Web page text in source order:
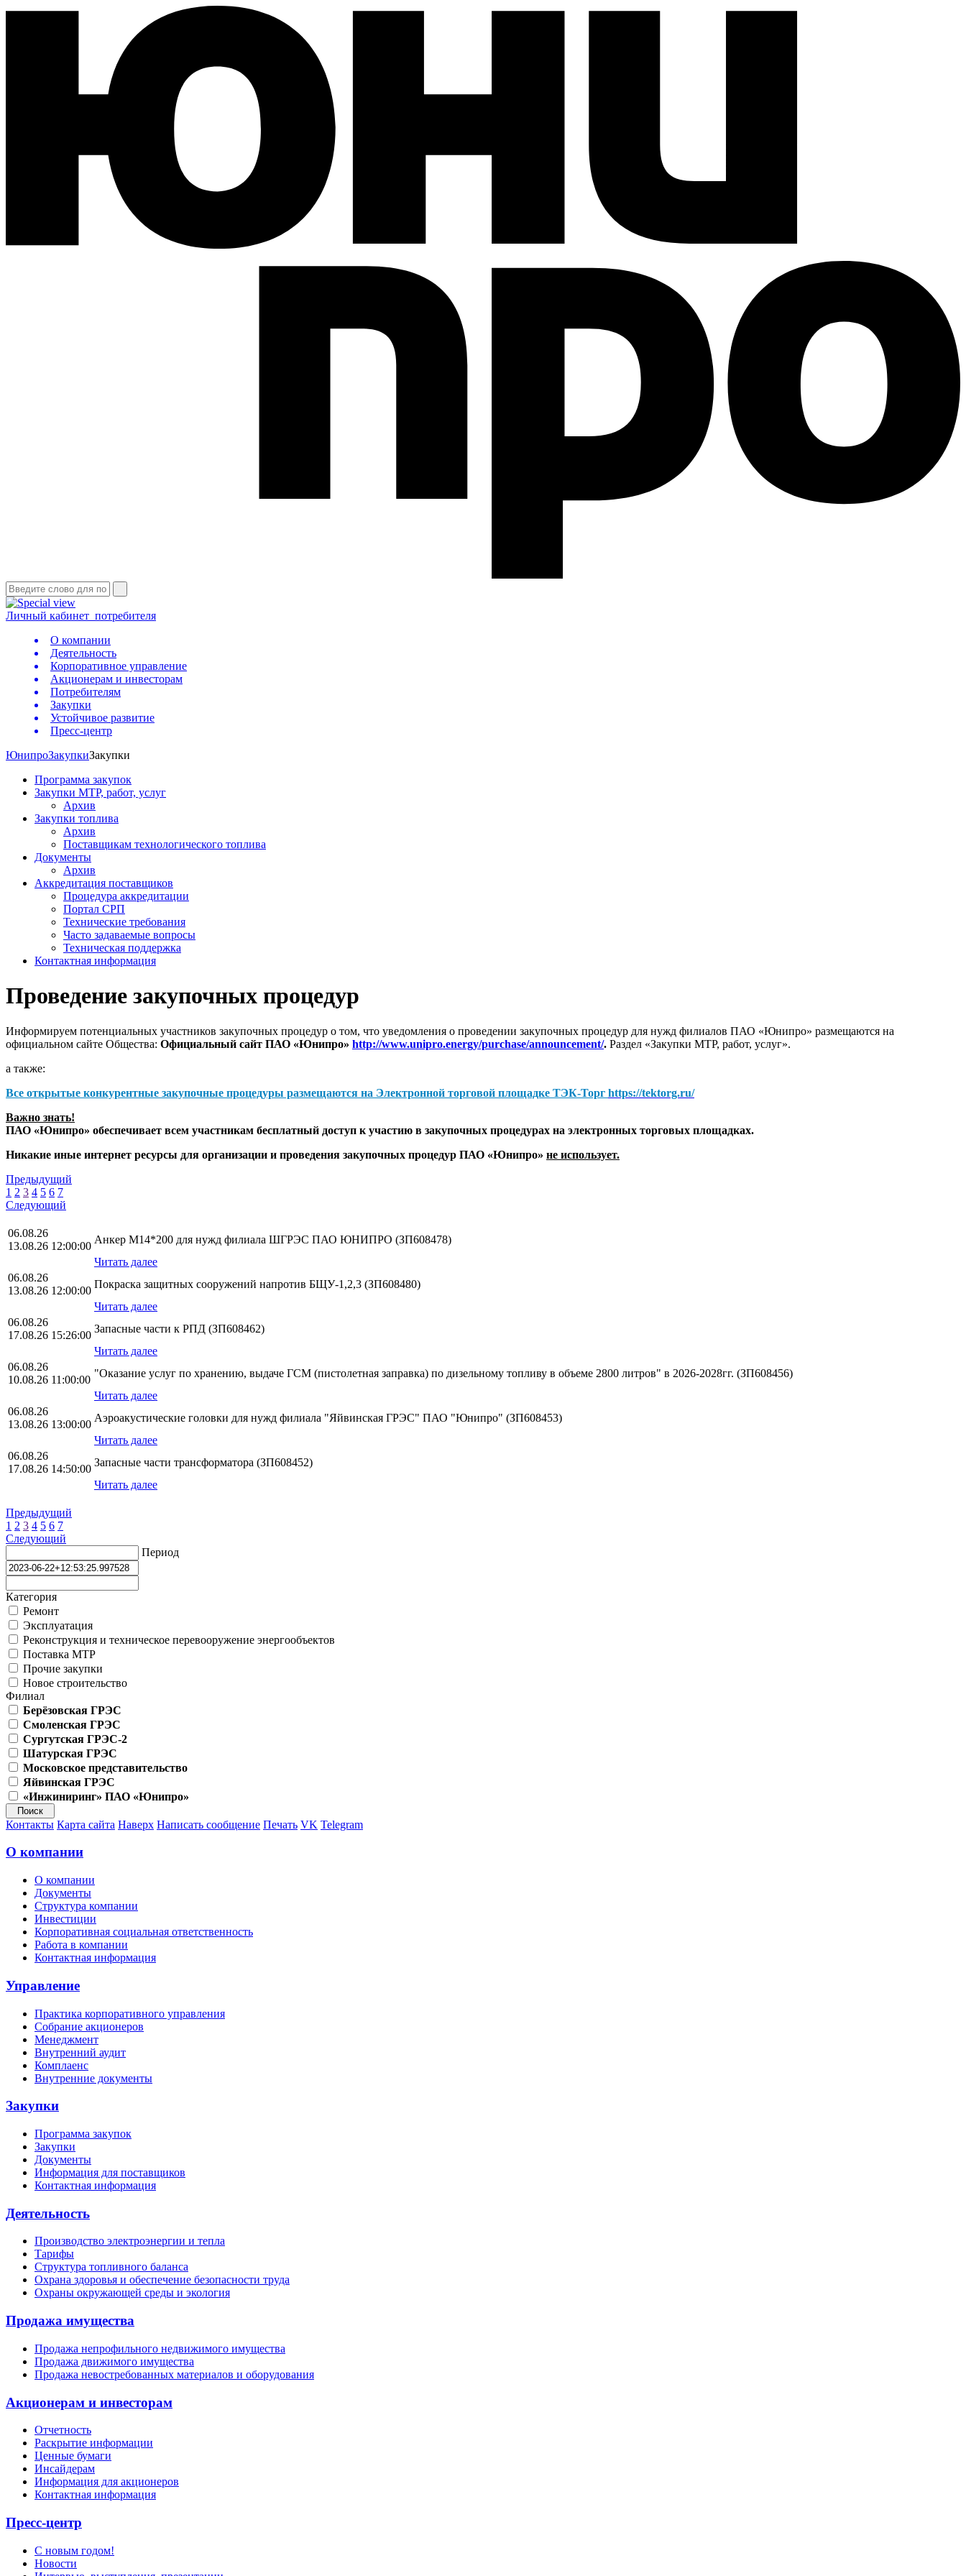
Личный кабинет потребителя
О компании
Деятельность
Корпоративное управление
Акционерам и инвесторам
Потребителям
Закупки
Устойчивое развитие
Пресс-центр
ЮнипроЗакупкиЗакупки
Программа закупок
Закупки МТР, работ, услуг
Архив
Закупки топлива
Архив
Поставщикам технологического топлива
Документы
Архив
Аккредитация поставщиков
Процедура аккредитации
Портал СРП
Технические требования
Часто задаваемые вопросы
Техническая поддержка
Контактная информация
Проведение закупочных процедур
Информируем потенциальных участников закупочных процедур о том, что уведомления о проведении закупочных процедур для нужд филиалов ПАО «Юнипро» размещаются на
официальном сайте Общества: Официальный сайт ПАО «Юнипро» http://www.unipro.energy/purchase/announcement/. Раздел «Закупки МТР, работ, услуг».
а также:
Все открытые конкурентные закупочные процедуры размещаются на Электронной торговой площадке ТЭК-Торг https://tektorg.ru/
Важно знать!
ПАО «Юнипро» обеспечивает всем участникам бесплатный доступ к участию в закупочных процедурах на электронных торговых площадках.
Никакие иные интернет ресурсы для организации и проведения закупочных процедур ПАО «Юнипро» не использует.
Предыдущий
1 2 3 4 5 6 7
Следующий
06.08.26
13.08.26 12:00:00
Анкер М14*200 для нужд филиала ШГРЭС ПАО ЮНИПРО (ЗП608478)
Читать далее
06.08.26
13.08.26 12:00:00
Покраска защитных сооружений напротив БЩУ-1,2,3 (ЗП608480)
Читать далее
06.08.26
17.08.26 15:26:00
Запасные части к РПД (ЗП608462)
Читать далее
06.08.26
10.08.26 11:00:00
"Оказание услуг по хранению, выдаче ГСМ (пистолетная заправка) по дизельному топливу в объеме 2800 литров" в 2026-2028гг. (ЗП608456)
Читать далее
06.08.26
13.08.26 13:00:00
Аэроакустические головки для нужд филиала "Яйвинская ГРЭС" ПАО "Юнипро" (ЗП608453)
Читать далее
06.08.26
17.08.26 14:50:00
Запасные части трансформатора (ЗП608452)
Читать далее
Предыдущий
1 2 3 4 5 6 7
Следующий
Период
Категория
Ремонт
Эксплуатация
Реконструкция и техническое перевооружение энергообъектов
Поставка МТР
Прочие закупки
Новое строительство
Филиал
Берёзовская ГРЭС
Смоленская ГРЭС
Сургутская ГРЭС-2
Шатурская ГРЭС
Московское представительство
Яйвинская ГРЭС
«Инжиниринг» ПАО «Юнипро»
Контакты Карта сайта Наверх Написать сообщение Печать VK Telegram
О компании
О компании
Документы
Структура компании
Инвестиции
Корпоративная социальная ответственность
Работа в компании
Контактная информация
Управление
Практика корпоративного управления
Собрание акционеров
Менеджмент
Внутренний аудит
Комплаенс
Внутренние документы
Закупки
Программа закупок
Закупки
Документы
Информация для поставщиков
Контактная информация
Деятельность
Производство электроэнергии и тепла
Тарифы
Структура топливного баланса
Охрана здоровья и обеспечение безопасности труда
Охраны окружающей среды и экология
Продажа имущества
Продажа непрофильного недвижимого имущества
Продажа движимого имущества
Продажа невостребованных материалов и оборудования
Акционерам и инвесторам
Отчетность
Раскрытие информации
Ценные бумаги
Инсайдерам
Информация для акционеров
Контактная информация
Пресс-центр
С новым годом!
Новости